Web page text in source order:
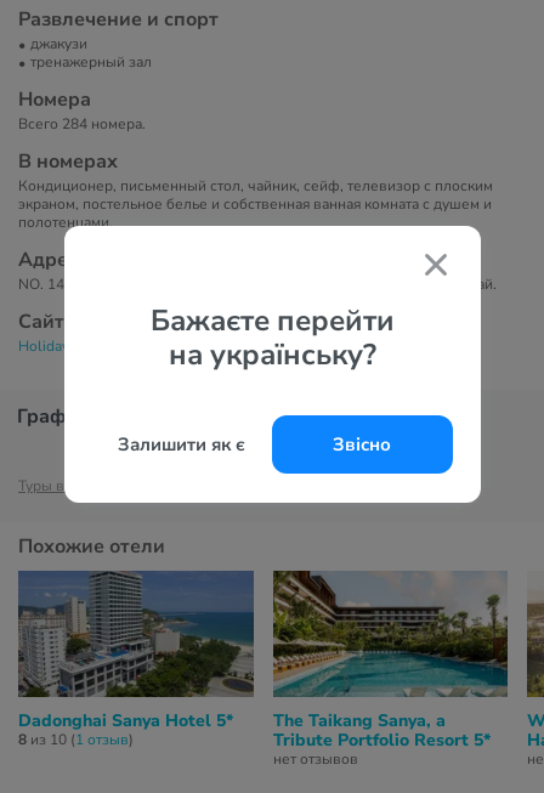
Бажаєте перейти
на українську?
Залишити як є Звісно
Развлечение и спорт
джакузи
тренажерный зал
Номера
Всего 284 номера.
В номерах
Кондиционер, письменный стол, чайник, сейф, телевизор с плоским
экраном, постельное белье и собственная ванная комната с душем и
полотенцами.
Адрес
NO. 14, Longtan Road, Yalong Bay, Resort District, 572016 Санья, Китай.
Сайт
Holiday Inn & Suites Sanya Yalong Bay 5*
График цен
Туры в Хайнань
Похожие отели
Dadonghai Sanya Hotel 5*
8 из 10 (1 отзыв)
The Taikang Sanya, a
Tribute Portfolio Resort 5*
нет отзывов